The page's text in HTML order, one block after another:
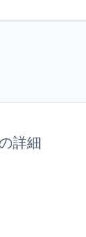
詳細